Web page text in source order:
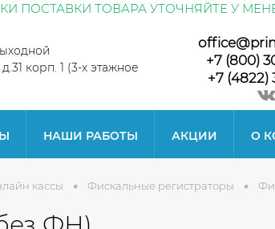
ПОСТАВКИ ТОВАРА УТОЧНЯЙТЕ У
корп. 1 (3-х этажное
+7 (800)
+7 (4822)
НАШИ РАБОТЫ АКЦИИ О
кассы Фискальные регистраторы